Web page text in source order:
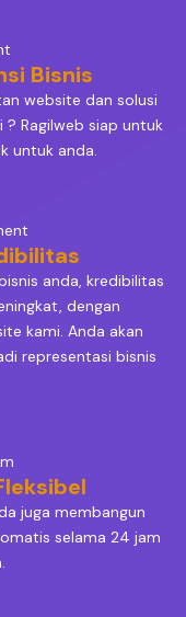
Bisnis
website dan solusi
Ragilweb siap untuk
untuk anda.
anda, kredibilitas
dengan
kami. Anda akan
representasi bisnis
juga membangun
selama 24 jam